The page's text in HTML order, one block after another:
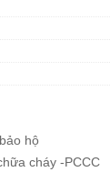
hộ
cháy -PCCC